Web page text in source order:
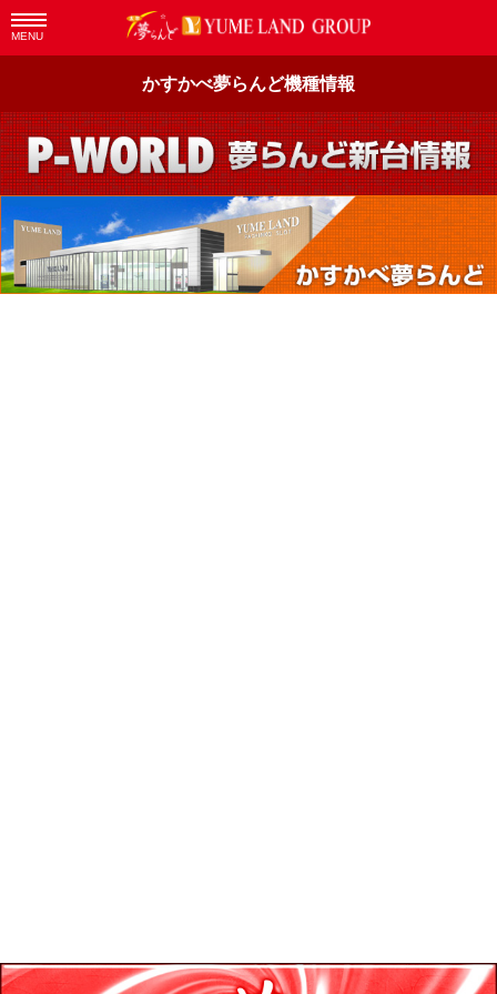
MENU
かすかべ夢らんど機種情報